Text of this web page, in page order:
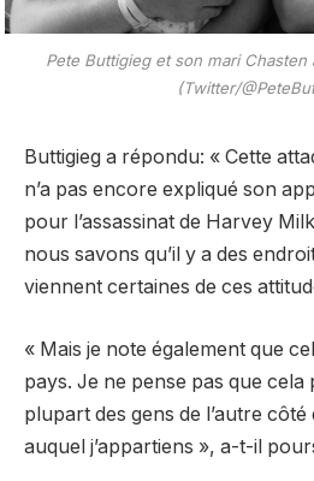
Pete Buttigieg et son mari
(Twitter/
Buttigieg a répondu: « Cette
n’a pas encore expliqué son
pour l’assassinat de Harvey
nous savons qu’il y a des
viennent certaines de ces
« Mais je note également que
pays. Je ne pense pas que
plupart des gens de l’autre côté
auquel j’appartiens », a-t-il